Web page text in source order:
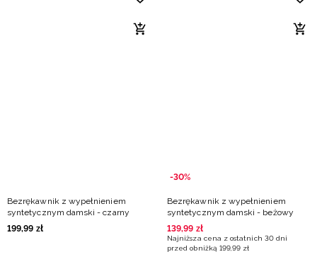
Bezrękawnik z wypełnieniem
syntetycznym damski - czarny
199,99 zł
-30%
Bezrękawnik z wypełnieniem
syntetycznym damski - beżowy
139,99 zł
Najniższa cena z ostatnich 30 dni
przed obniżką 199,99 zł